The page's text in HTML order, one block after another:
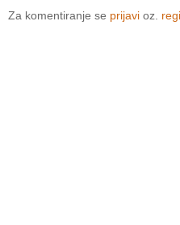
Za komentiranje se prijavi oz.